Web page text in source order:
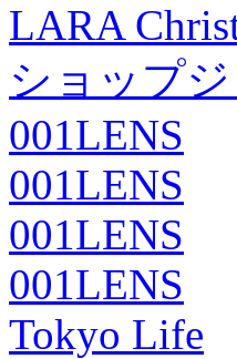
LARA
ショップ
001LENS
001LENS
001LENS
001LENS
Tokyo Life